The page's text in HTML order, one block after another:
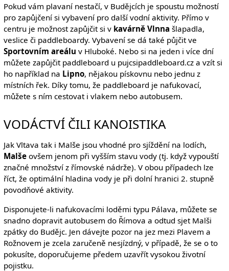
Pokud vám plavaní nestačí, v Budějcích je spoustu možností
pro zapůjčení si vybavení pro další vodní aktivity. Přímo v
centru je možnost zapůjčit si v kavárně Vlnna šlapadla,
veslice či paddleboardy. Vybavení se dá také půjčit ve
Sportovním areálu v Hluboké. Nebo si na jeden i více dní
můžete zapůjčit paddleboard u pujcsipaddleboard.cz a vzít si
ho například na Lipno, nějakou pískovnu nebo jednu z
místních řek. Díky tomu, že paddleboard je nafukovací,
můžete s ním cestovat i vlakem nebo autobusem.
VODÁCTVÍ ČILI KANOISTIKA
Jak Vltava tak i Malše jsou vhodné pro sjíždění na lodích,
Malšeovšem jenom při vyšším stavu vody (tj. když vypouští
značné množství z římovské nádrže). V obou případech lze
říct, že optimální hladina vody je při dolní hranici 2. stupně
povodňové aktivity.
Disponujete-li nafukovacími loděmi typu Pálava, můžete se
snadno dopravit autobusem do Římova a odtud sjet Malši
zpátky do Budějc. Jen dávejte pozor na jez mezi Plavem a
Rožnovem je zcela zaručeně nesjízdný, v případě, že se o to
pokusíte, doporučujeme předem uzavřít vysokou životní
pojistku.